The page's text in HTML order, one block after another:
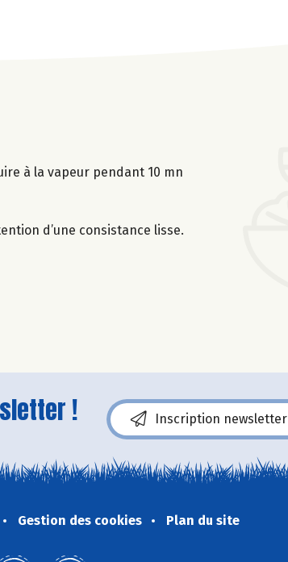
à la vapeur pendant 10 mn
d’une consistance lisse.
! Inscription newsletter
Gestion des cookies Plan du site